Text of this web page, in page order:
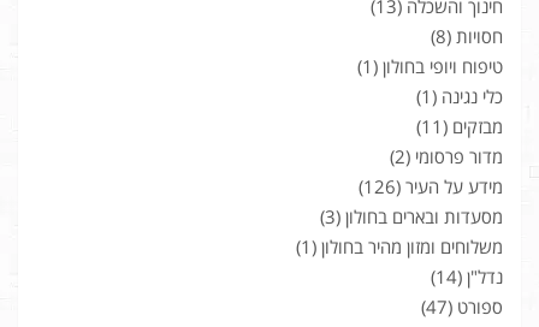
חינוך והשכלה (13)
חסויות (8)
טיפוח ויופי בחולון (1)
כלי נגינה (1)
מבזקים (11)
מדור פרסומי (2)
מידע על העיר (126)
מסעדות ובארים בחולון (3)
משלוחים ומזון מהיר בחולון (1)
נדל"ן (14)
ספורט (47)